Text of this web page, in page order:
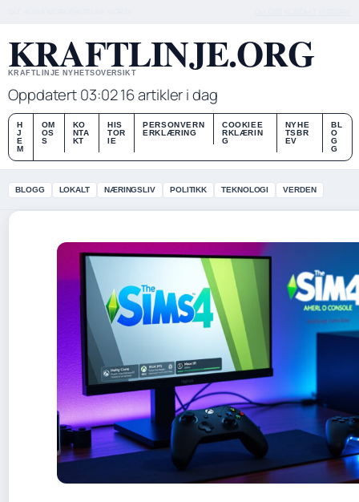
KRAFTLINJE.ORG
KRAFTLINJE NYHETSOVERSIKT
Oppdatert 03:0216 artikler i dag
H
J
E
M
OM
OS
S
KO
NTA
KT
HIS
TOR
IE
PERSONVERN
ERKLÆRING
COOKIEE
RKLÆRIN
G
NYHE
TSBR
EV
BL
O
G
G
BLOGG LOKALT NÆRINGSLIV POLITIKK TEKNOLOGI VERDEN